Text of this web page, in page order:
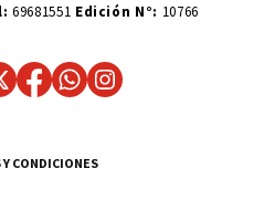
69681551 Edición N°: 10766
CONDICIONES